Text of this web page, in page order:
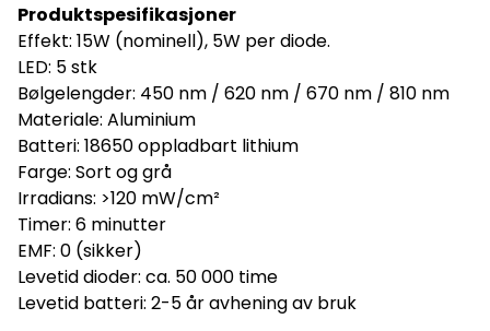
Produktspesifikasjoner
Effekt: 15W (nominell), 5W per diode.
LED: 5 stk
Bølgelengder: 450 nm / 620 nm / 670 nm / 810 nm
Materiale: Aluminium
Batteri: 18650 oppladbart lithium
Farge: Sort og grå
Irradians: >120 mW/cm²
Timer: 6 minutter
EMF: 0 (sikker)
Levetid dioder: ca. 50 000 time
Levetid batteri: 2-5 år avhening av bruk